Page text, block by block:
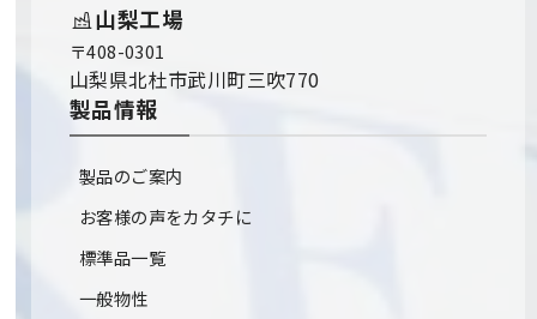
山梨工場
〒408-0301
山梨県北杜市武川町三吹770
製品情報
製品のご案内
お客様の声をカタチに
標準品一覧
一般物性